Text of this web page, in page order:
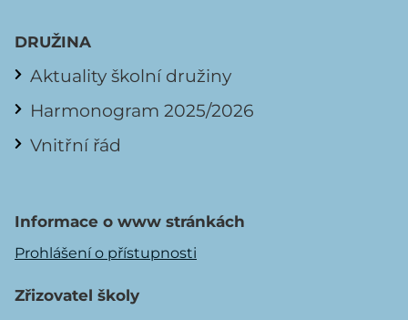
DRUŽINA
Aktuality školní družiny
Harmonogram 2025/2026
Vnitřní řád
Informace o www stránkách
Prohlášení o přístupnosti
Zřizovatel školy